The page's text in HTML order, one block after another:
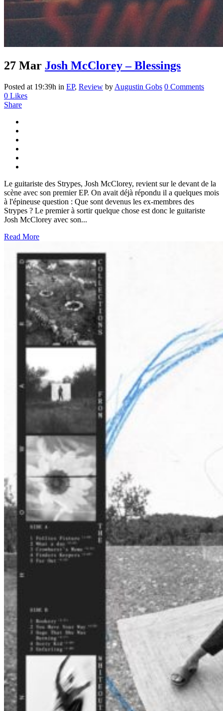
27 Mar Josh McClorey – Blessings
Posted at 19:39h in EP, Review by Augustin Gobs 0 Comments
0 Likes
Share
Le guitariste des Strypes, Josh McClorey, revient sur le devant de la
scène avec son premier EP. On avait déjà répondu il a quelques mois
à l'épineuse question : Que sont devenus les ex-membres des
Strypes ? Le premier à sortir quelque chose est donc le guitariste
Josh McClorey avec son...
Read More